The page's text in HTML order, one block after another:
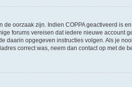
oorzaak zijn. Indien COPPA geactiveerd is
forums vereisen dat iedere nieuwe account
opgegeven instructies volgen. Als je
correct was, neem dan contact op met de